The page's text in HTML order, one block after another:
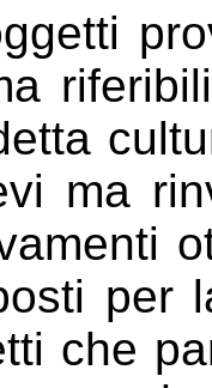
ma
per
che